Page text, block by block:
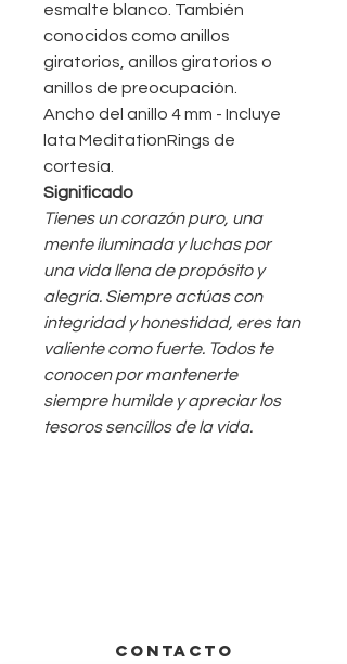
esmalte blanco. También
conocidos como anillos
giratorios, anillos giratorios o
anillos de preocupación.
Ancho del anillo 4 mm - Incluye
lata MeditationRings de
cortesía.
Significado
Tienes un corazón puro, una
mente iluminada y luchas por
una vida llena de propósito y
alegría. Siempre actúas con
integridad y honestidad, eres tan
valiente como fuerte. Todos te
conocen por mantenerte
siempre humilde y apreciar los
tesoros sencillos de la vida.
CONTACTO